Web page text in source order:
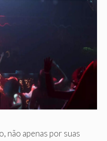
não apenas por suas